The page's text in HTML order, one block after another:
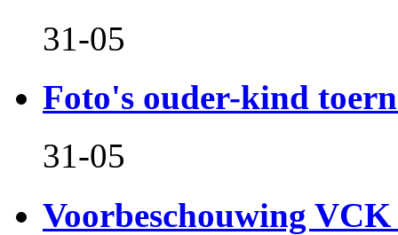
31-05
Foto's ouder-kind
31-05
Voorbeschouwing VCK